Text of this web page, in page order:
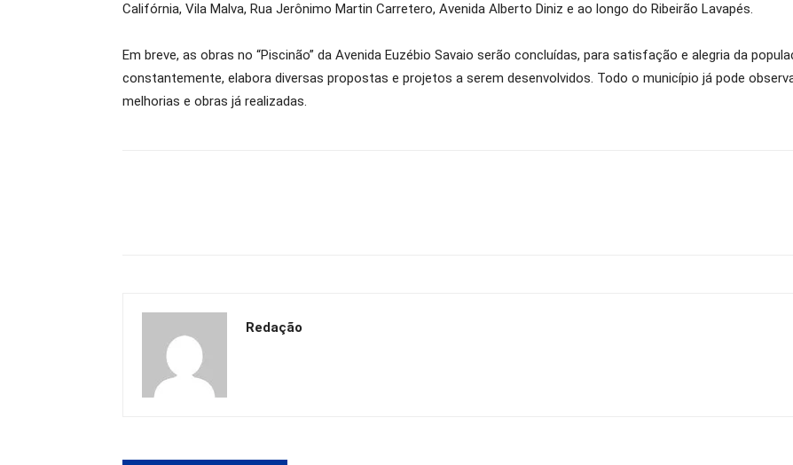
Califórnia, Vila Malva, Rua Jerônimo Martin Carretero, Avenida Alberto Diniz e ao longo do Ribeirão Lavapés.
Em breve, as obras no “Piscinão” da Avenida Euzébio Savaio serão concluídas, para satisfação e alegria da
constantemente, elabora diversas propostas e projetos a serem desenvolvidos. Todo o município já pode
melhorias e obras já realizadas.
Redação